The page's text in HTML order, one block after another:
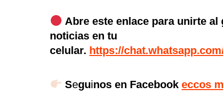
Abre este enlace para unirte
noticias en tu
celular. https://
Seguinos en Facebookeccos